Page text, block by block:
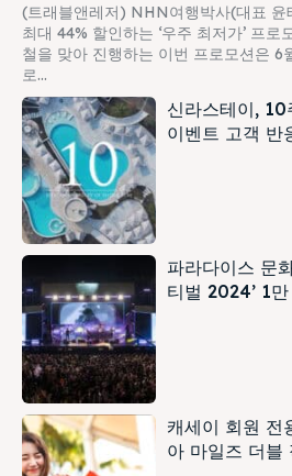
(트래블앤레저) NHN여행박사(대표 윤
최대 44% 할인하는 ‘우주 최저가’ 프
철을 맞아 진행하는 이번 프로모션은 6
로...
신라스테이, 10
이벤트 고객 반
파라다이스 문
티벌 2024’ 1
캐세이 회원 전
아 마일즈 더블